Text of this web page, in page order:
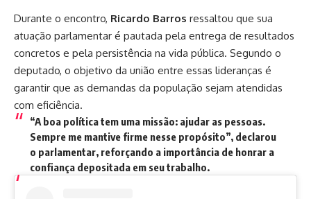
Durante o encontro, Ricardo Barros ressaltou que sua
atuação parlamentar é pautada pela entrega de resultados
concretos e pela persistência na vida pública. Segundo o
deputado, o objetivo da união entre essas lideranças é
garantir que as demandas da população sejam atendidas
com eficiência.
“A boa política tem uma missão: ajudar as pessoas.
Sempre me mantive firme nesse propósito”, declarou
o parlamentar, reforçando a importância de honrar a
confiança depositada em seu trabalho.